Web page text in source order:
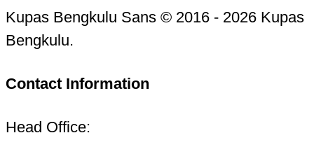
Kupas Bengkulu Sans © 2016 - 2026 Kupas
Bengkulu.
Contact Information
Head Office: